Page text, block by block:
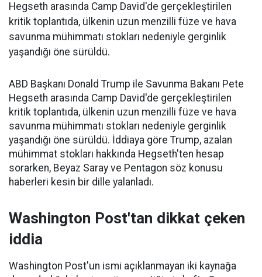
Hegseth arasında Camp David'de gerçekleştirilen
kritik toplantıda, ülkenin uzun menzilli füze ve hava
savunma mühimmatı stokları nedeniyle gerginlik
yaşandığı öne sürüldü.
ABD Başkanı Donald Trump ile Savunma Bakanı Pete
Hegseth arasında Camp David'de gerçekleştirilen
kritik toplantıda, ülkenin uzun menzilli füze ve hava
savunma mühimmatı stokları nedeniyle gerginlik
yaşandığı öne sürüldü. İddiaya göre Trump, azalan
mühimmat stokları hakkında Hegseth'ten hesap
sorarken, Beyaz Saray ve Pentagon söz konusu
haberleri kesin bir dille yalanladı.
Washington Post'tan dikkat çeken
iddia
Washington Post'un ismi açıklanmayan iki kaynağa